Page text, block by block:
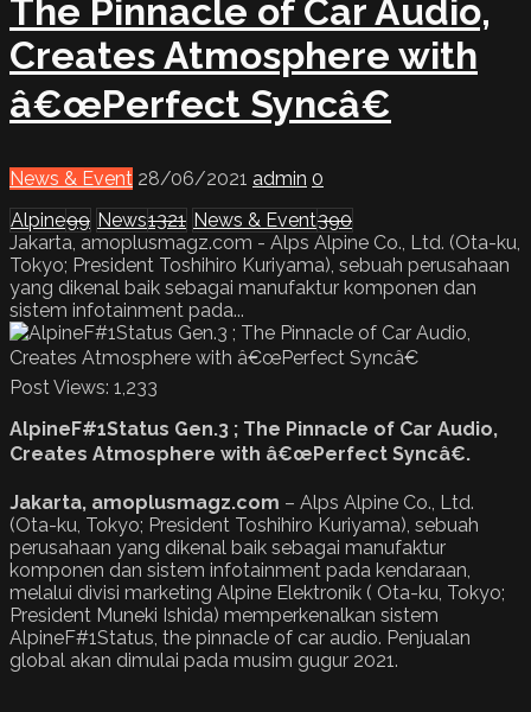
The Pinnacle of Car Audio,
Creates Atmosphere with
â€œPerfect Syncâ€
News & Event 28/06/2021 admin 0
Alpine99 News1321 News & Event390
Jakarta, amoplusmagz.com - Alps Alpine Co., Ltd. (Ota-ku,
Tokyo; President Toshihiro Kuriyama), sebuah perusahaan
yang dikenal baik sebagai manufaktur komponen dan
sistem infotainment pada...
Post Views: 1,233
AlpineF#1Status Gen.3 ; The Pinnacle of Car Audio,
Creates Atmosphere with â€œPerfect Syncâ€.
Jakarta, amoplusmagz.com – Alps Alpine Co., Ltd.
(Ota-ku, Tokyo; President Toshihiro Kuriyama), sebuah
perusahaan yang dikenal baik sebagai manufaktur
komponen dan sistem infotainment pada kendaraan,
melalui divisi marketing Alpine Elektronik ( Ota-ku, Tokyo;
President Muneki Ishida) memperkenalkan sistem
AlpineF#1Status, the pinnacle of car audio. Penjualan
global akan dimulai pada musim gugur 2021.